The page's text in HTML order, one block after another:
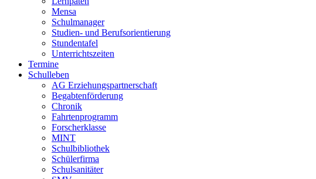
Mensa
Schulmanager
Studien- und Berufsorientierung
Stundentafel
Unterrichtszeiten
Termine
Schulleben
AG Erziehungspartnerschaft
Begabtenförderung
Chronik
Fahrtenprogramm
Forscherklasse
MINT
Schulbibliothek
Schülerfirma
Schulsanitäter